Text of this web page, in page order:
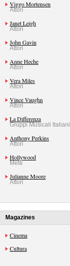
Viggo Mortensen
Attori
Janet Leigh
Attori
John Gavin
Attori
Anne Heche
Attori
Vera Miles
Attori
Vince Vaughn
Attori
La Differenza
Gruppi Musicali Italiani
Anthony Perkins
Attori
Hollywood
Mete
Julianne Moore
Attori
Magazines
Cinema
Cultura